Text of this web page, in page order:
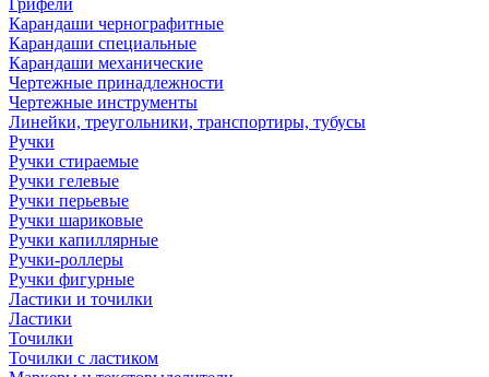
Грифели
Карандаши чернографитные
Карандаши специальные
Карандаши механические
Чертежные принадлежности
Чертежные инструменты
Линейки, треугольники, транспортиры, тубусы
Ручки
Ручки стираемые
Ручки гелевые
Ручки перьевые
Ручки шариковые
Ручки капиллярные
Ручки-роллеры
Ручки фигурные
Ластики и точилки
Ластики
Точилки
Точилки с ластиком